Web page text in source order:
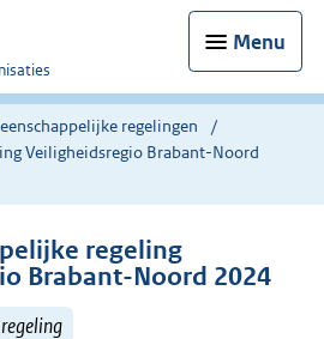
Menu
regelingen
Veiligheidsregio Brabant-Noord
regeling
Brabant-Noord 2024